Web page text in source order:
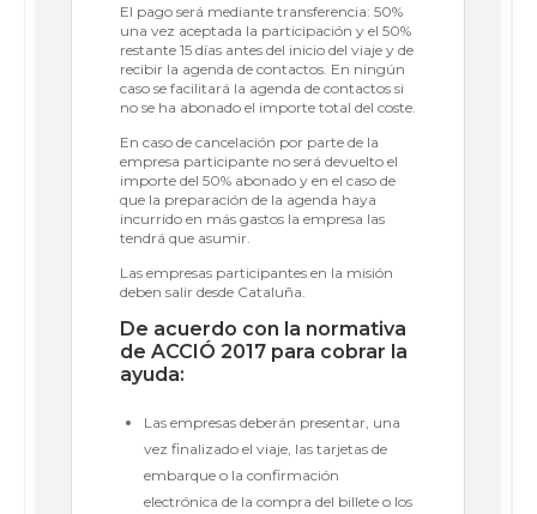
El pago será mediante transferencia: 50%
una vez aceptada la participación y el 50%
restante 15 días antes del inicio del viaje y de
recibir la agenda de contactos. En ningún
caso se facilitará la agenda de contactos si
no se ha abonado el importe total del coste.
En caso de cancelación por parte de la
empresa participante no será devuelto el
importe del 50% abonado y en el caso de
que la preparación de la agenda haya
incurrido en más gastos la empresa las
tendrá que asumir.
Las empresas participantes en la misión
deben salir desde Cataluña.
De acuerdo con la normativa
de ACCIÓ 2017 para cobrar la
ayuda:
Las empresas deberán presentar, una
vez finalizado el viaje, las tarjetas de
embarque o la confirmación
electrónica de la compra del billete o los